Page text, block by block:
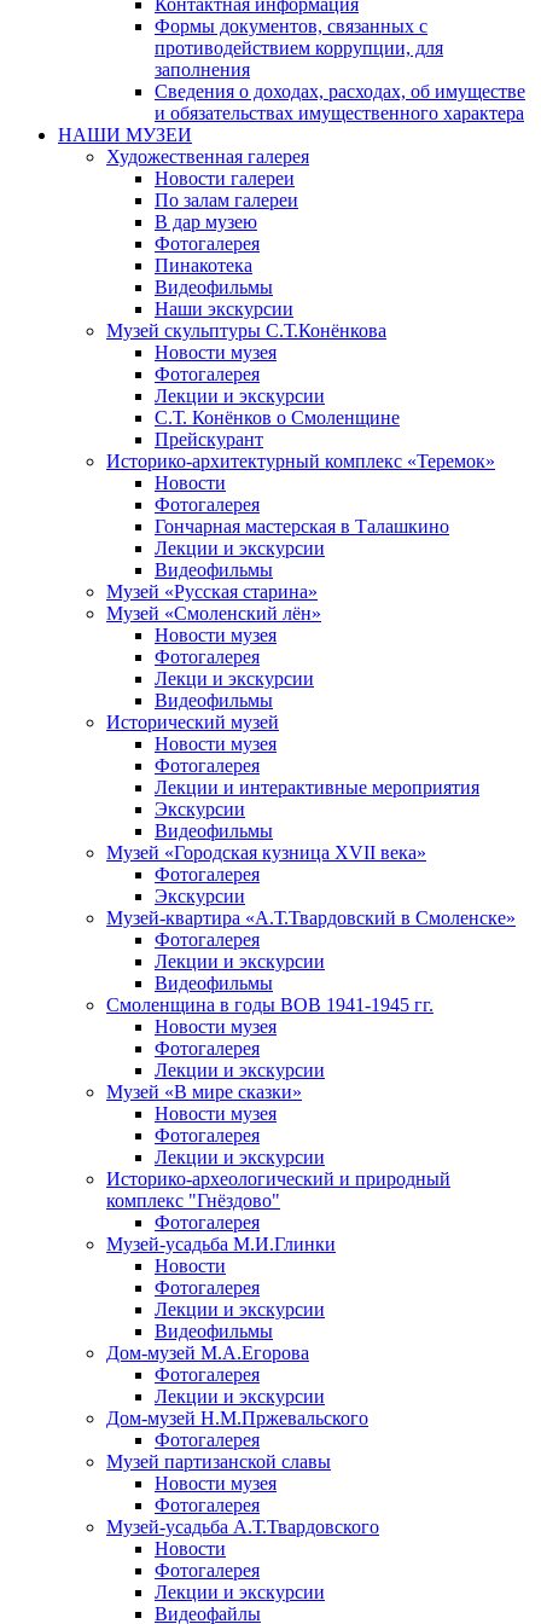
Формы документов, связанных с
противодействием коррупции, для
заполнения
Сведения о доходах, расходах, об имуществе
и обязательствах имущественного характера
НАШИ МУЗЕИ
Художественная галерея
Новости галереи
По залам галереи
В дар музею
Фотогалерея
Пинакотека
Видеофильмы
Наши экскурсии
Музей скульптуры С.Т.Конёнкова
Новости музея
Фотогалерея
Лекции и экскурсии
С.Т. Конёнков о Смоленщине
Прейскурант
Историко-архитектурный комплекс «Теремок»
Новости
Фотогалерея
Гончарная мастерская в Талашкино
Лекции и экскурсии
Видеофильмы
Музей «Русская старина»
Музей «Смоленский лён»
Новости музея
Фотогалерея
Лекци и экскурсии
Видеофильмы
Исторический музей
Новости музея
Фотогалерея
Лекции и интерактивные мероприятия
Экскурсии
Видеофильмы
Музей «Городская кузница XVII века»
Фотогалерея
Экскурсии
Музей-квартира «А.Т.Твардовский в Смоленске»
Фотогалерея
Лекции и экскурсии
Видеофильмы
Смоленщина в годы ВОВ 1941-1945 гг.
Новости музея
Фотогалерея
Лекции и экскурсии
Музей «В мире сказки»
Новости музея
Фотогалерея
Лекции и экскурсии
Историко-археологический и природный
комплекс "Гнёздово"
Фотогалерея
Музей-усадьба М.И.Глинки
Новости
Фотогалерея
Лекции и экскурсии
Видеофильмы
Дом-музей М.А.Егорова
Фотогалерея
Лекции и экскурсии
Дом-музей Н.М.Пржевальского
Фотогалерея
Музей партизанской славы
Новости музея
Фотогалерея
Музей-усадьба А.Т.Твардовского
Новости
Фотогалерея
Лекции и экскурсии
Видеофайлы